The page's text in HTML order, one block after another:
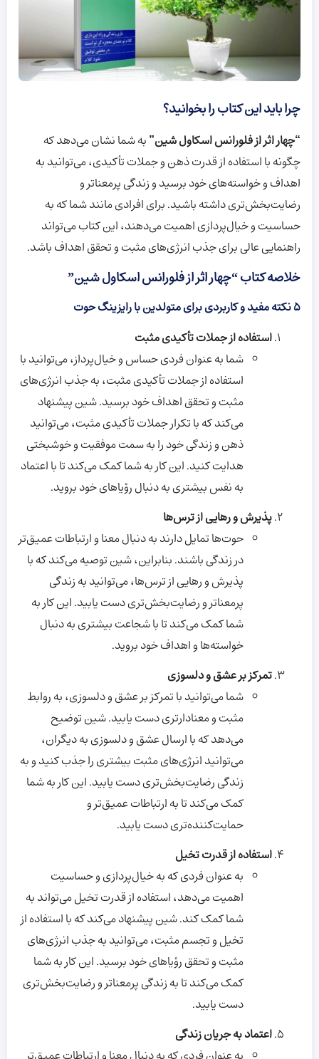
چرا باید این کتاب را بخوانید؟
“چهار اثر از فلورانس اسکاول شین”به شما نشان می‌دهد که
چگونه با استفاده از قدرت ذهن و جملات تأکیدی، می‌توانید به
اهداف و خواسته‌های خود برسید و زندگی پرمعناتر و
رضایت‌بخش‌تری داشته باشید. برای افرادی مانند شما که به
حساسیت و خیال‌پردازی اهمیت می‌دهند، این کتاب می‌تواند
راهنمایی عالی برای جذب انرژی‌های مثبت و تحقق اهداف باشد.
خلاصه کتاب “چهار اثر از فلورانس اسکاول شین”
۵ نکته مفید و کاربردی برای متولدین با رایزینگ حوت
استفاده از جملات تأکیدی مثبت
شما به عنوان فردی حساس و خیال‌پرداز، می‌توانید با
استفاده از جملات تأکیدی مثبت، به جذب انرژی‌های
مثبت و تحقق اهداف خود برسید. شین پیشنهاد
می‌کند که با تکرار جملات تأکیدی مثبت، می‌توانید
ذهن و زندگی خود را به سمت موفقیت و خوشبختی
هدایت کنید. این کار به شما کمک می‌کند تا با اعتماد
به نفس بیشتری به دنبال رؤیاهای خود بروید.
پذیرش و رهایی از ترس‌ها
حوت‌ها تمایل دارند به دنبال معنا و ارتباطات عمیق‌تر
در زندگی باشند. بنابراین، شین توصیه می‌کند که با
پذیرش و رهایی از ترس‌ها، می‌توانید به زندگی
پرمعناتر و رضایت‌بخش‌تری دست یابید. این کار به
شما کمک می‌کند تا با شجاعت بیشتری به دنبال
خواسته‌ها و اهداف خود بروید.
تمرکز بر عشق و دلسوزی
شما می‌توانید با تمرکز بر عشق و دلسوزی، به روابط
مثبت و معنادارتری دست یابید. شین توضیح
می‌دهد که با ارسال عشق و دلسوزی به دیگران،
می‌توانید انرژی‌های مثبت بیشتری را جذب کنید و به
زندگی رضایت‌بخش‌تری دست یابید. این کار به شما
کمک می‌کند تا به ارتباطات عمیق‌تر و
حمایت‌کننده‌تری دست یابید.
استفاده از قدرت تخیل
به عنوان فردی که به خیال‌پردازی و حساسیت
اهمیت می‌دهد، استفاده از قدرت تخیل می‌تواند به
شما کمک کند. شین پیشنهاد می‌کند که با استفاده از
تخیل و تجسم مثبت، می‌توانید به جذب انرژی‌های
مثبت و تحقق رؤیاهای خود برسید. این کار به شما
کمک می‌کند تا به زندگی پرمعناتر و رضایت‌بخش‌تری
دست یابید.
اعتماد به جریان زندگی